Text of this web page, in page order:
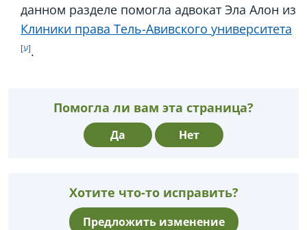
данном разделе помогла адвокат Эла Алон из
Клиники права Тель-Авивского университета
.
Помогла ли вам эта страница?
Да Нет
Хотите что-то исправить?
Предложить изменение